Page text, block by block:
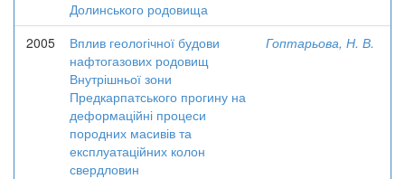
Долинського родовища
2005
Вплив геологічної будови
нафтогазових родовищ
Внутрішньої зони
Предкарпатського прогину на
деформаційні процеси
породних масивів та
експлуатаційних колон
свердловин
Гоптарьова, Н. В.